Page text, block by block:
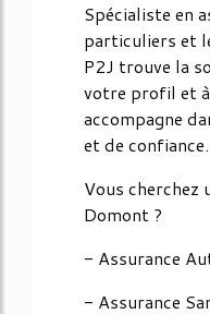
Spécialiste en
particuliers et
P2J trouve la
votre profil et
accompagne
et de confiance.
Vous cherchez
Domont ?
- Assurance
- Assurance